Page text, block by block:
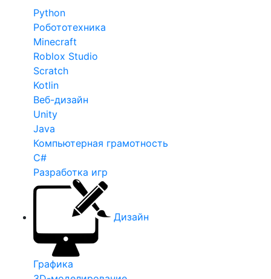
Python
Робототехника
Minecraft
Roblox Studio
Scratch
Kotlin
Веб-дизайн
Unity
Java
Компьютерная грамотность
C#
Разработка игр
Дизайн
Графика